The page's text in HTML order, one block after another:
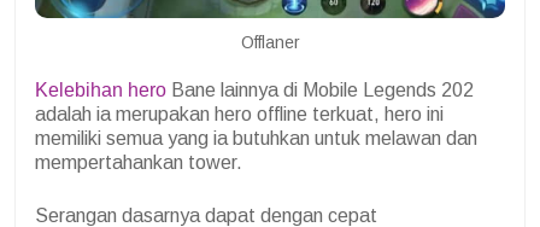
Offlaner
Kelebihan hero Bane lainnya di Mobile Legends 202
adalah ia merupakan hero offline terkuat, hero ini
memiliki semua yang ia butuhkan untuk melawan dan
mempertahankan tower.
Serangan dasarnya dapat dengan cepat